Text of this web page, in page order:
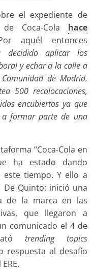
el expediente de
Coca-Cola hace
aquél entonces
decidido aplicar los
y echar a la calle a
de Madrid.
500 recolocaciones,
encubiertos ya que
a formar parte de una
“Coca-Cola en
ha estado dando
tiempo. Y ello a
Quinto: inició una
de la marca en las
que llegaron a
comunicado el 4 de
trending topics
respuesta al desafío